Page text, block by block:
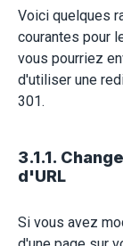
Voici quelques
courantes pour
vous pourriez
d'utiliser une
301.
3.1.1.
d'URL
Si vous avez